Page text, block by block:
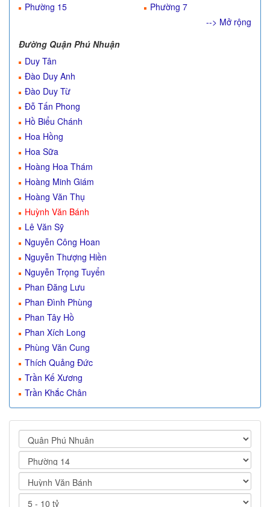
Phường 15
Phường 7
--> Mở rộng
Đường Quận Phú Nhuận
Duy Tân
Đào Duy Anh
Đào Duy Từ
Đỗ Tấn Phong
Hồ Biểu Chánh
Hoa Hồng
Hoa Sữa
Hoàng Hoa Thám
Hoàng Minh Giám
Hoàng Văn Thụ
Huỳnh Văn Bánh
Lê Văn Sỹ
Nguyễn Công Hoan
Nguyễn Thượng Hiền
Nguyễn Trọng Tuyển
Phan Đăng Lưu
Phan Đình Phùng
Phan Tây Hồ
Phan Xích Long
Phùng Văn Cung
Thích Quảng Đức
Trần Kế Xương
Trần Khắc Chân